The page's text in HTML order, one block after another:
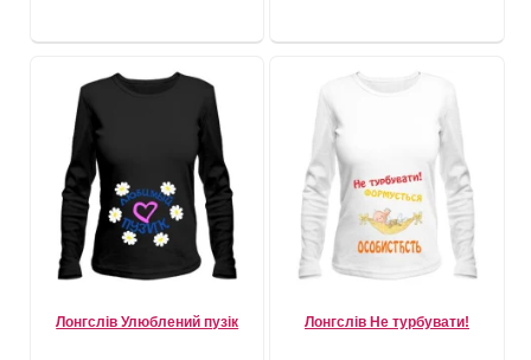
Лонгслів Улюблений пузік Лонгслів Не турбувати!